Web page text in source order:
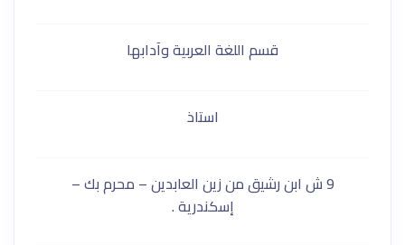
قسم اللغة العربية وآدابها
استاذ
9 ش ابن رشيق من زين العابدين – محرم بك –
إسكندرية .